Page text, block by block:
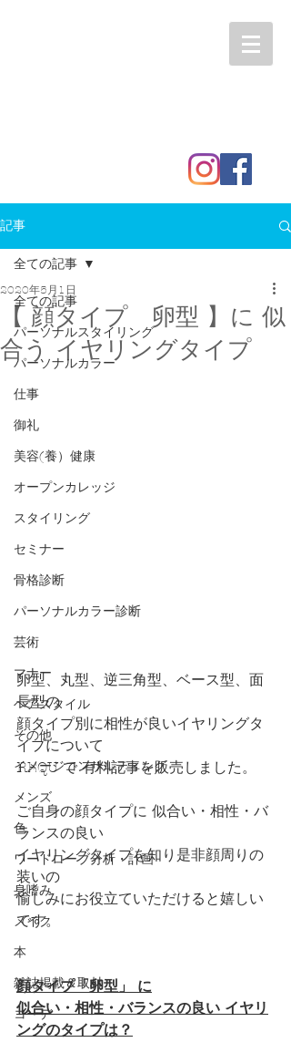
記事
全ての記事
パーソナルスタイリング
パーソナルカラー
仕事
御礼
美容(養）健康
オープンカレッジ
スタイリング
セミナー
骨格診断
パーソナルカラー診断
芸術
マナー
ヘアスタイル
その他
イメージコンサルティング
メンズ
色
ワードローブ分析・計画
身嗜み
メイク
本
雑誌掲載＆取材
コーデ
全ての記事
【 顔タイプ 卵型 】に 似
合う イヤリングタイプ
2020年5月1日
卵型、丸型、逆三角型、ベース型、面
長型の
顔タイプ別に相性が良いイヤリングタ
イプについて
REQU で 有料記事を販売しました。
ご自身の顔タイプに 似合い・相性・バ
ランスの良い
イヤリングタイプを知り是非顔周りの
装いの
愉しみにお役立ていただけると嬉しい
です。
顔タイプ「卵型」 に
似合い・相性・バランスの良い イヤリ
ングのタイプは？